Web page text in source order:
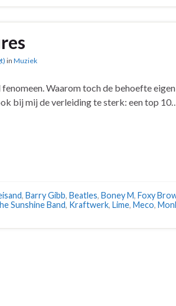
in Muziek
Waarom toch de behoefte
bij mij de verleiding te sterk: een top
, Barry Gibb, Beatles, Boney M, Foxy
Sunshine Band, Kraftwerk, Lime, Meco,